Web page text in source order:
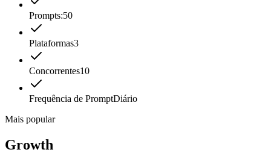
Prompts:50
Plataformas3
Concorrentes10
Frequência de PromptDiário
Mais popular
Growth